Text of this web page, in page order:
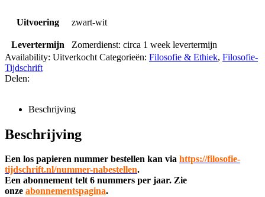
Uitvoering zwart-wit
Levertermijn
Zomerdienst: circa 1 week levertermijn
Availability: Uitverkocht Categorieën: Filosofie & Ethiek, Filosofie-
Tijdschrift
Delen:
Beschrijving
Beschrijving
Een los papieren nummer bestellen kan via https://filosofie-
tijdschrift.nl/nummer-nabestellen.
Een abonnement telt 6 nummers per jaar. Zie
onze abonnementspagina.